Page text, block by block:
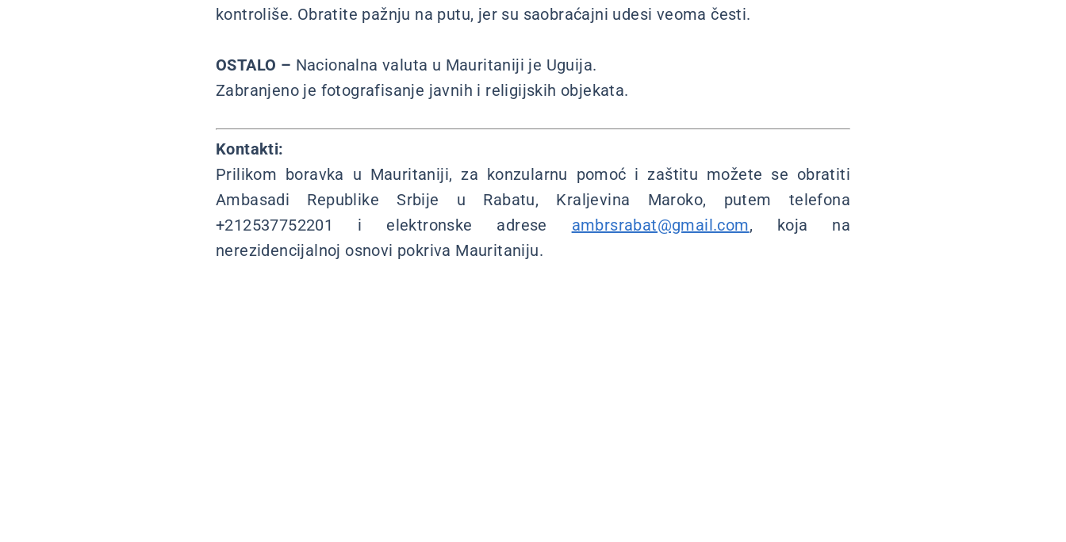
kontroliše. Obratite pažnju na putu, jer su saobraćajni udesi veoma česti.
OSTALO – Nacionalna valuta u Mauritaniji je Uguija.
Zabranjeno je fotografisanje javnih i religijskih objekata.
Kontakti:
Prilikom boravka u Mauritaniji, za konzularnu pomoć i zaštitu možete se obratiti
Ambasadi Republike Srbije u Rabatu, Kraljevina Maroko, putem telefona
+212537752201 i elektronske adrese ambrsrabat@gmail.com, koja na
nerezidencijalnoj osnovi pokriva Mauritaniju.